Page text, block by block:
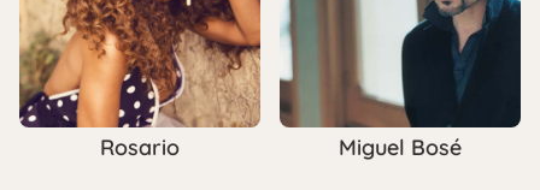
Rosario Miguel Bosé